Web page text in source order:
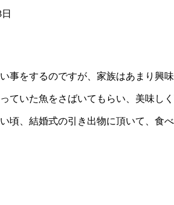
事をするのですが、家族はあまり興味
ていた魚をさばいてもらい、美味しく
頃、結婚式の引き出物に頂いて、食